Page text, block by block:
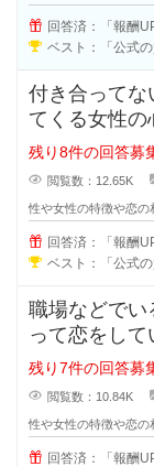
回答済：「報酬
ベスト：「公式
付き合ってな
てくる女性の
ールなのか、
残り8件の回答募
閲覧数：12.65K
性や女性の特徴や恋の
回答済：「報酬
ベスト：「公式
職場などでい
って恋をし
で付き合って
残り7件の回答募
閲覧数：10.84K
性や女性の特徴や恋の
回答済：「報酬